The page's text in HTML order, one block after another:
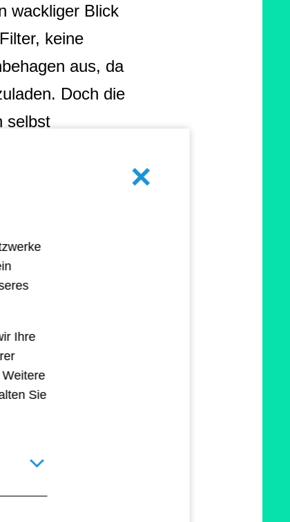
wackliger Blick
keine
aus, da
Doch die
selbst
Bilder. Dadurch
–
vorgefertigten
Jedoch gibt’s
Mit einem
Abbrechen
Ihre
Sie
Details für technisch notwendige Cookies umschalten